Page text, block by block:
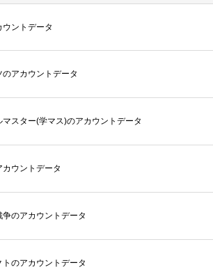
ントデータ
のアカウントデータ
スター(学マス)のアカウントデータ
カウントデータ
争のアカウントデータ
トのアカウントデータ